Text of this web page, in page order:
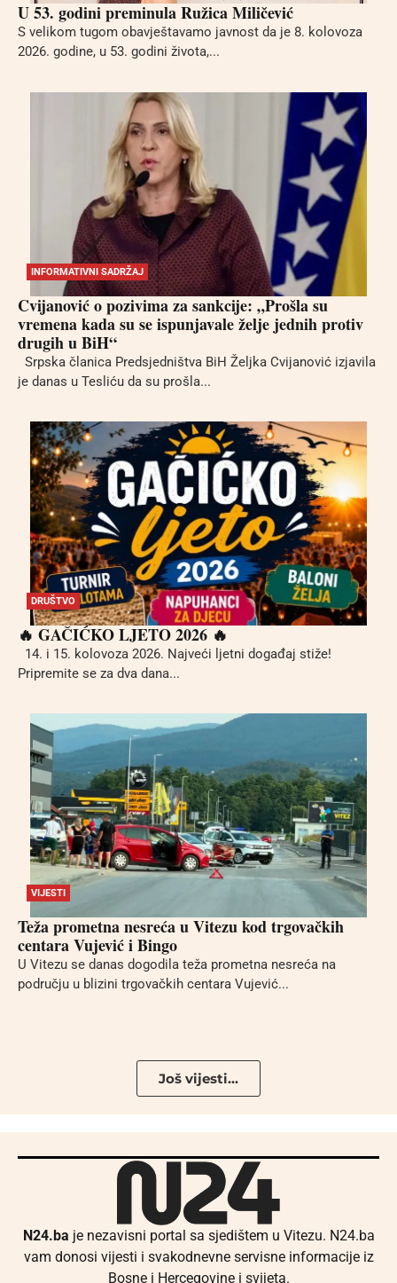
U 53. godini preminula Ružica Miličević
S velikom tugom obavještavamo javnost da je 8. kolovoza
2026. godine, u 53. godini života,...
INFORMATIVNI SADRŽAJ
Cvijanović o pozivima za sankcije: „Prošla su
vremena kada su se ispunjavale želje jednih protiv
drugih u BiH“
Srpska članica Predsjedništva BiH Željka Cvijanović izjavila
je danas u Tesliću da su prošla...
DRUŠTVO
🔥 GAČIĆKO LJETO 2026 🔥
14. i 15. kolovoza 2026. Najveći ljetni događaj stiže!
Pripremite se za dva dana...
VIJESTI
Teža prometna nesreća u Vitezu kod trgovačkih
centara Vujević i Bingo
U Vitezu se danas dogodila teža prometna nesreća na
području u blizini trgovačkih centara Vujević...
Još vijesti...
N24.ba je nezavisni portal sa sjedištem u Vitezu. N24.ba
vam donosi vijesti i svakodnevne servisne informacije iz
Bosne i Hercegovine i svijeta.